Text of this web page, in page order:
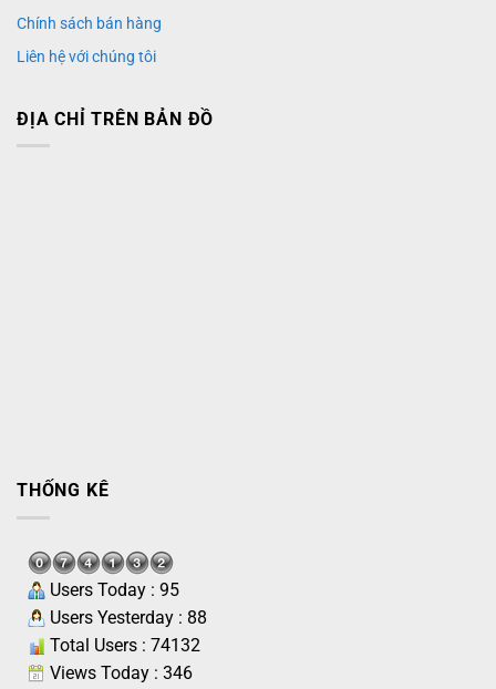
Chính sách bán hàng
Liên hệ với chúng tôi
ĐỊA CHỈ TRÊN BẢN ĐỒ
THỐNG KÊ
Users Today : 95
Users Yesterday : 88
Total Users : 74132
Views Today : 346